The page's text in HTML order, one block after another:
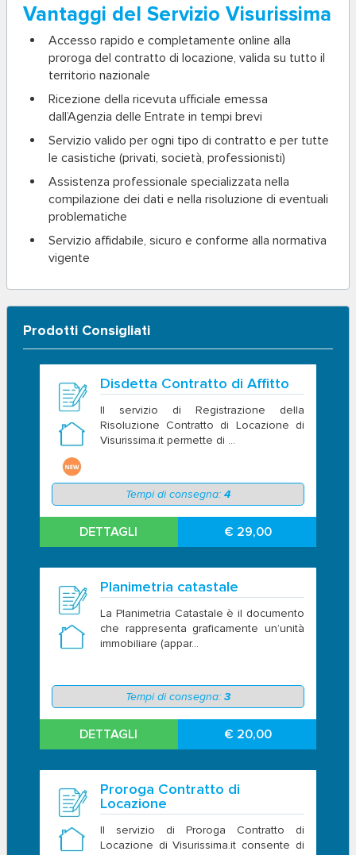
Vantaggi del Servizio Visurissima
Accesso rapido e completamente online alla
proroga del contratto di locazione, valida su tutto il
territorio nazionale
Ricezione della ricevuta ufficiale emessa
dall’Agenzia delle Entrate in tempi brevi
Servizio valido per ogni tipo di contratto e per tutte
le casistiche (privati, società, professionisti)
Assistenza professionale specializzata nella
compilazione dei dati e nella risoluzione di eventuali
problematiche
Servizio affidabile, sicuro e conforme alla normativa
vigente
Prodotti Consigliati
Disdetta Contratto di Affitto
Il servizio di Registrazione della
Risoluzione Contratto di Locazione di
Visurissima.it permette di ...
Tempi di consegna: 4
DETTAGLI € 29,00
Planimetria catastale
La Planimetria Catastale è il documento
che rappresenta graficamente un’unità
immobiliare (appar...
Tempi di consegna: 3
DETTAGLI € 20,00
Proroga Contratto di
Locazione
Il servizio di Proroga Contratto di
Locazione di Visurissima.it consente di